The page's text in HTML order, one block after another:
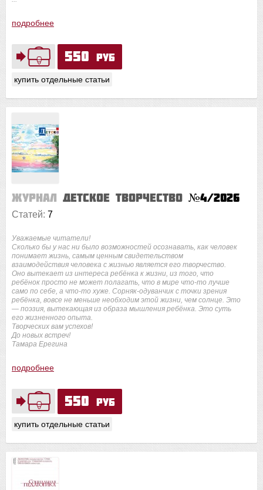
550 руб
купить отдельные статьи
подробнее
550 руб
купить отдельные статьи
Журнал Детское творчество №4/2026
Статей: 7
Уважаемые читатели!
Сколько бы у нас ни было возможностей осознавать, как человек
понимает жизнь, самым ценным свидетельством
взаимодействия человека с жизнью является его творчество.
Оно вытекает из интереса ребёнка к жизни, из того, что
ребёнок просто не может полагать, что в мире что-то лучше
само по себе, а что-то хуже. Сорняк-одуванчик с точки зрения
ребёнка, вовсе не меньше необходим этой жизни, чем солнце. Это
— поэзия, вытекающая из образа мышления ребёнка. Это суть
его жизненного опыта.
Творческих вам успехов!
До новых встреч!
Тамара Ерегина
подробнее